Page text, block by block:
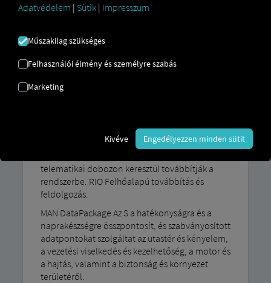
MAN
DATAPACKAGE S
világába
MAN A flottákat saját IT-rendszerekbe vagy
harmadik féltől származó megoldásokba
telematikai dobozon keresztül továbbítják a
rendszerbe. RIO Felhőalapú továbbítás és
feldolgozás.
MAN DataPackage Az S a hatékonyságra és a
naprakészségre összpontosít, és szabványosított
adatpontokat szolgáltat az utastér és kényelem,
a vezetési viselkedés és kezelhetőség, a motor és
a hajtás, valamint a biztonság és környezet
területéről.
Adatvédelem | Sütik | Impresszum
Műszakilag szükséges
Felhasználói élmény és személyre szabás
Marketing
Kivéve Engedélyezzen minden sütit